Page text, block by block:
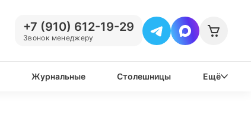
+7 (910) 612-19-29
Звонок менеджеру
Журнальные Столешницы Ещё